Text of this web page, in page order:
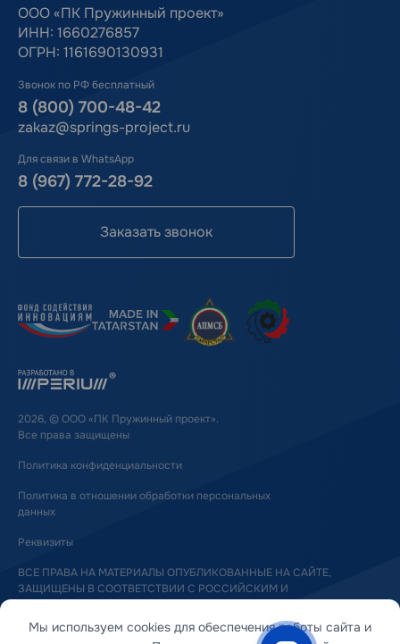
ООО «ПК Пружинный проект»
ИНН: 1660276857
ОГРН: 1161690130931
Звонок по РФ бесплатный
8 (800) 700-48-42
zakaz@springs-project.ru
Для связи в WhatsApp
8 (967) 772-28-92
Заказать звонок
2026, © ООО «ПК Пружинный проект».
Все права защищены
Политика конфиденциальности
Политика в отношении обработки персональных
данных
Реквизиты
ВСЕ ПРАВА НА МАТЕРИАЛЫ ОПУБЛИКОВАННЫЕ НА САЙТЕ,
ЗАЩИЩЕНЫ В СООТВЕТСТВИИ С РОССИЙСКИМ И
И СМЕЖНЫХ ПРАВАХ
Мы используем cookies для обеспечения работы сайта и